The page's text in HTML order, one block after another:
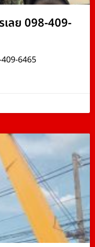
เลย 098-409-
409-6465